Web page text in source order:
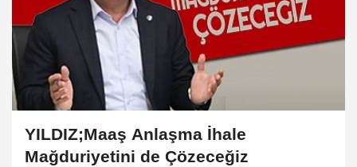
YILDIZ;Maaş Anlaşma İhale
Mağduriyetini de Çözeceğiz